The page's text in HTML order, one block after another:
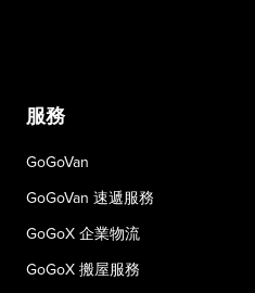
服務
GoGoVan
GoGoVan 速遞服務
GoGoX 企業物流
GoGoX 搬屋服務